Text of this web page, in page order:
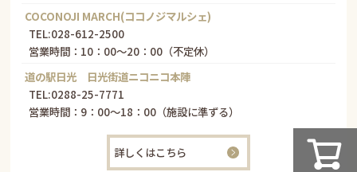
COCONOJI MARCH(ココノジマルシェ)
TEL:028-612-2500
営業時間：10：00～20：00（不定休）
道の駅日光 日光街道ニコニコ本陣
TEL:0288-25-7771
営業時間：9：00～18：00（施設に準ずる）
詳しくはこちら